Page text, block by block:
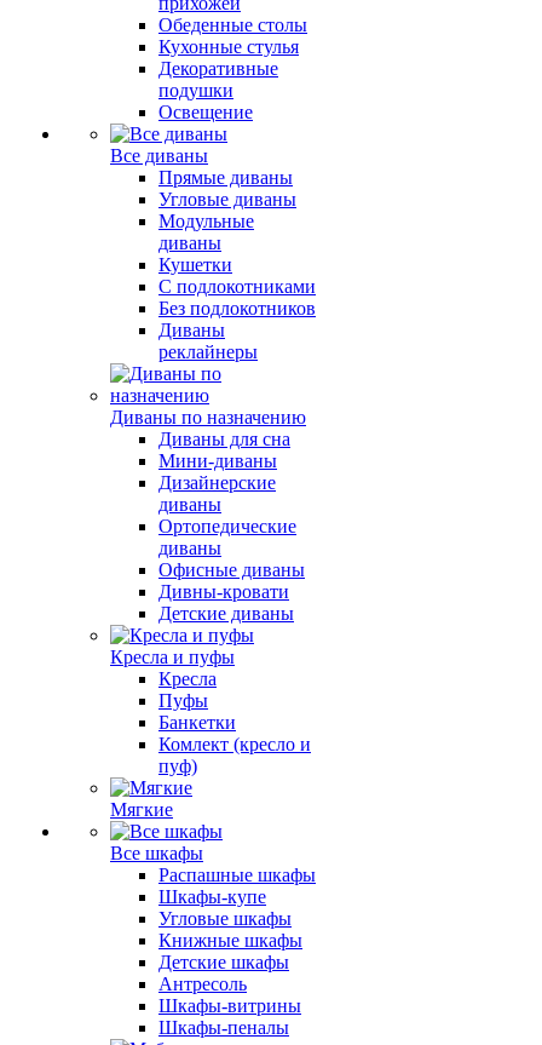
Обеденные столы
Кухонные стулья
Декоративные
подушки
Освещение
Все диваны
Прямые диваны
Угловые диваны
Модульные
диваны
Кушетки
С подлокотниками
Без подлокотников
Диваны
реклайнеры
Диваны по назначению
Диваны для сна
Мини-диваны
Дизайнерские
диваны
Ортопедические
диваны
Офисные диваны
Дивны-кровати
Детские диваны
Кресла и пуфы
Кресла
Пуфы
Банкетки
Комлект (кресло и
пуф)
Мягкие
Все шкафы
Распашные шкафы
Шкафы-купе
Угловые шкафы
Книжные шкафы
Детские шкафы
Антресоль
Шкафы-витрины
Шкафы-пеналы